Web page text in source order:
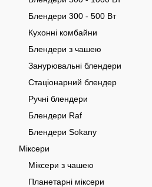
Блендери 300 - 500 Вт
Кухонні комбайни
Блендери з чашею
Занурювальні блендери
Стаціонарний блендер
Ручні блендери
Блендери Raf
Блендери Sokany
Міксери
Міксери з чашею
Планетарні міксери